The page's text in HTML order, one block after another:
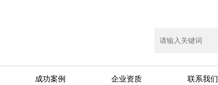
成功案例 企业资质 联系我们